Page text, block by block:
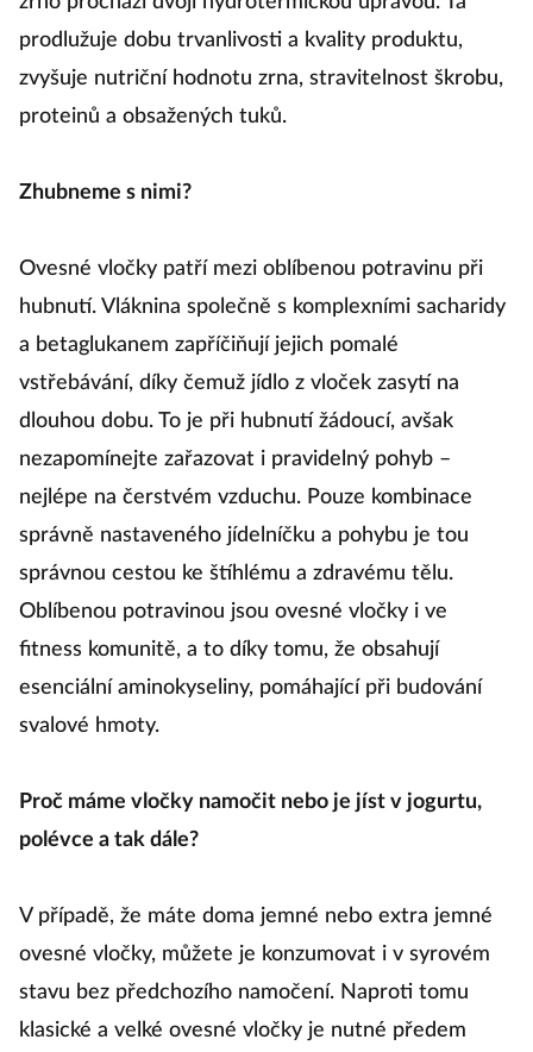
prodlužuje dobu trvanlivosti a kvality produktu,
zvyšuje nutriční hodnotu zrna, stravitelnost škrobu,
proteinů a obsažených tuků.
Zhubneme s nimi?
Ovesné vločky patří mezi oblíbenou potravinu při
hubnutí. Vláknina společně s komplexními sacharidy
a betaglukanem zapříčiňují jejich pomalé
vstřebávání, díky čemuž jídlo z vloček zasytí na
dlouhou dobu. To je při hubnutí žádoucí, avšak
nezapomínejte zařazovat i pravidelný pohyb –
nejlépe na čerstvém vzduchu. Pouze kombinace
správně nastaveného jídelníčku a pohybu je tou
správnou cestou ke štíhlému a zdravému tělu.
Oblíbenou potravinou jsou ovesné vločky i ve
fitness komunitě, a to díky tomu, že obsahují
esenciální aminokyseliny, pomáhající při budování
svalové hmoty.
Proč máme vločky namočit nebo je jíst v jogurtu,
polévce a tak dále?
V případě, že máte doma jemné nebo extra jemné
ovesné vločky, můžete je konzumovat i v syrovém
stavu bez předchozího namočení. Naproti tomu
klasické a velké ovesné vločky je nutné předem